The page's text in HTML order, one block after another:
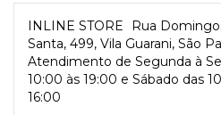
INLINE STORE
Rua
Santa, 499, Vila Guarani, São
Atendimento de Segunda à
10:00 às 19:00 e Sábado das
16:00